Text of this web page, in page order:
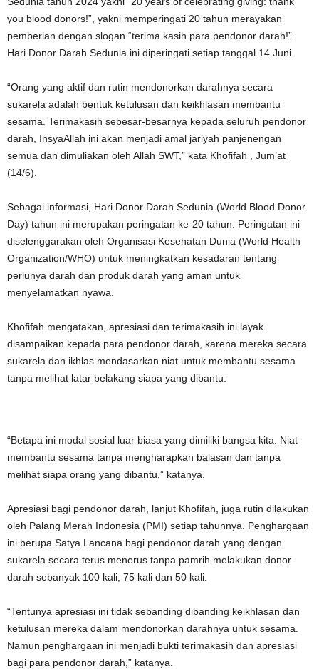
you blood donors!”, yakni memperingati 20 tahun merayakan
pemberian dengan slogan “terima kasih para pendonor darah!”.
Hari Donor Darah Sedunia ini diperingati setiap tanggal 14 Juni.
“Orang yang aktif dan rutin mendonorkan darahnya secara
sukarela adalah bentuk ketulusan dan keikhlasan membantu
sesama. Terimakasih sebesar-besarnya kepada seluruh pendonor
darah, InsyaAllah ini akan menjadi amal jariyah panjenengan
semua dan dimuliakan oleh Allah SWT,” kata Khofifah , Jum’at
(14/6).
Sebagai informasi, Hari Donor Darah Sedunia (World Blood Donor
Day) tahun ini merupakan peringatan ke-20 tahun. Peringatan ini
diselenggarakan oleh Organisasi Kesehatan Dunia (World Health
Organization/WHO) untuk meningkatkan kesadaran tentang
perlunya darah dan produk darah yang aman untuk
menyelamatkan nyawa.
Khofifah mengatakan, apresiasi dan terimakasih ini layak
disampaikan kepada para pendonor darah, karena mereka secara
sukarela dan ikhlas mendasarkan niat untuk membantu sesama
tanpa melihat latar belakang siapa yang dibantu.
“Betapa ini modal sosial luar biasa yang dimiliki bangsa kita. Niat
membantu sesama tanpa mengharapkan balasan dan tanpa
melihat siapa orang yang dibantu,” katanya.
Apresiasi bagi pendonor darah, lanjut Khofifah, juga rutin dilakukan
oleh Palang Merah Indonesia (PMI) setiap tahunnya. Penghargaan
ini berupa Satya Lancana bagi pendonor darah yang dengan
sukarela secara terus menerus tanpa pamrih melakukan donor
darah sebanyak 100 kali, 75 kali dan 50 kali.
“Tentunya apresiasi ini tidak sebanding dibanding keikhlasan dan
ketulusan mereka dalam mendonorkan darahnya untuk sesama.
Namun penghargaan ini menjadi bukti terimakasih dan apresiasi
bagi para pendonor darah,” katanya.